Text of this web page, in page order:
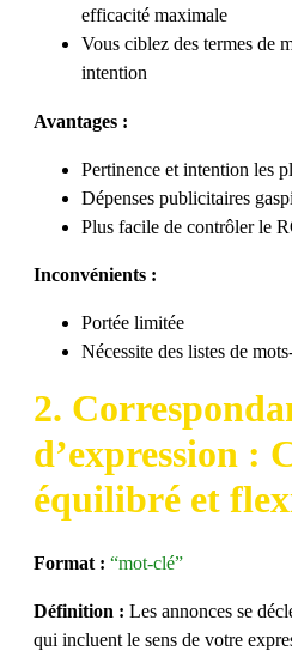
efficacité maximale
Vous ciblez des termes de
intention
Avantages :
Pertinence et intention les
Dépenses publicitaires
Plus facile de contrôler le
Inconvénients :
Portée limitée
Nécessite des listes de
2.
d’expression :
équilibré et
Format : “mot-clé”
Définition : Les annonces se
qui incluent le sens de votre